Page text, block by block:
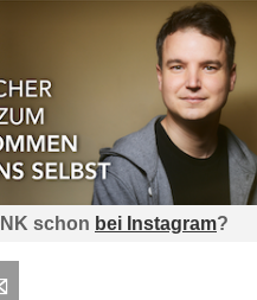
schon bei Instagram?